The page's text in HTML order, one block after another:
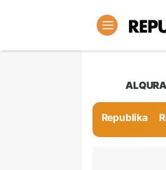
Republika